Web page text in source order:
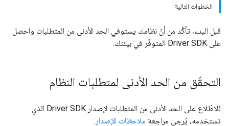
الخطوات التالية
قبل البدء، تأكَّد من أنّ نظامك يستوفي الحد الأدنى من المتطلبات واحصل
على Driver SDK المتوفّر في بيئتك.
التحقّق من الحد الأدنى لمتطلبات النظام
للاطّلاع على الحد الأدنى من المتطلبات لإصدار Driver SDK الذي
تستخدمه، يُرجى مراجعة ملاحظات الإصدار .